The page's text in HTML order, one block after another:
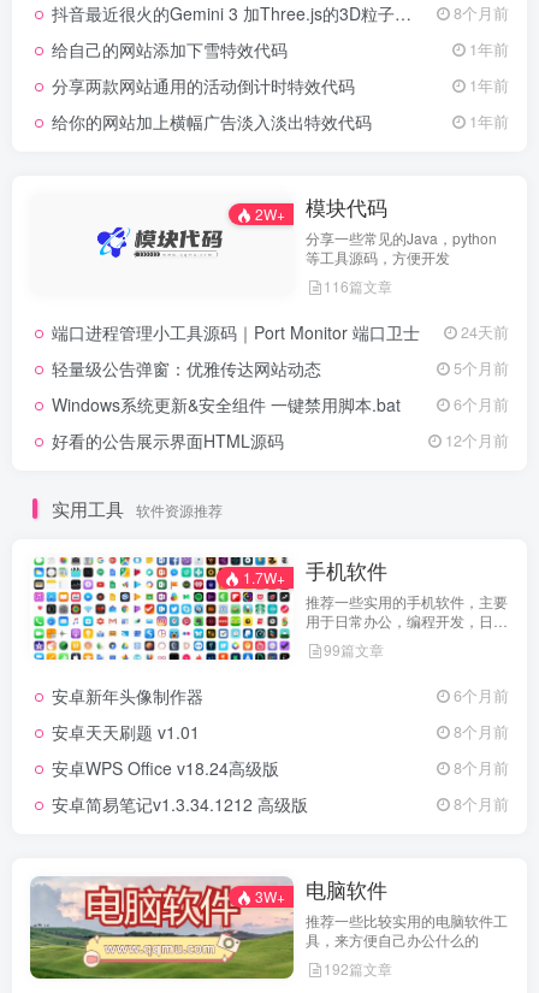
抖音最近很火的Gemini 3 加Three.js的3D粒子交互代码 共十三款 8个月前
给自己的网站添加下雪特效代码 1年前
分享两款网站通用的活动倒计时特效代码 1年前
给你的网站加上横幅广告淡入淡出特效代码 1年前
2W+ 模块代码
分享一些常见的Java，python
等工具源码，方便开发
116篇文章
端口进程管理小工具源码｜Port Monitor 端口卫士 24天前
轻量级公告弹窗：优雅传达网站动态 5个月前
Windows系统更新&安全组件 一键禁用脚本.bat 6个月前
好看的公告展示界面HTML源码 12个月前
实用工具 软件资源推荐
1.7W+ 手机软件
推荐一些实用的手机软件，主要
用于日常办公，编程开发，日常
维护，娱乐等等
99篇文章
安卓新年头像制作器 6个月前
安卓天天刷题 v1.01 8个月前
安卓WPS Office v18.24高级版 8个月前
安卓简易笔记v1.3.34.1212 高级版 8个月前
3W+ 电脑软件
推荐一些比较实用的电脑软件工
具，来方便自己办公什么的
192篇文章